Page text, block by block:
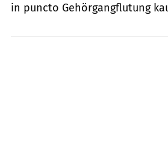
in puncto Gehörgangflutung